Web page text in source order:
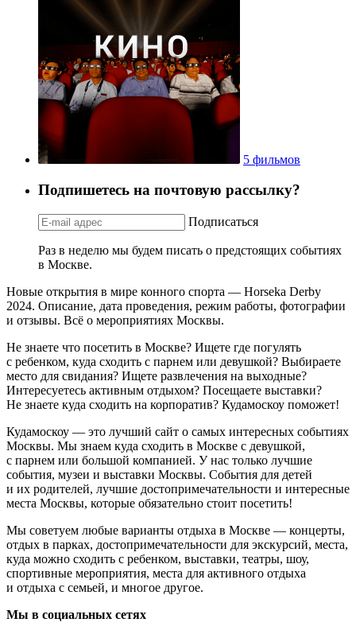
5 фильмов
Подпишетесь на почтовую рассылку?
Подписаться
Раз в неделю мы будем писать о предстоящих событиях
в Москве.
Новые открытия в мире конного спорта — Horseka Derby
2024. Описание, дата проведения, режим работы, фотографии
и отзывы. Всё о мероприятиях Москвы.
Не знаете что посетить в Москве? Ищете где погулять
с ребенком, куда сходить с парнем или девушкой? Выбираете
место для свидания? Ищете развлечения на выходные?
Интересуетесь активным отдыхом? Посещаете выставки?
Не знаете куда сходить на корпоратив? Кудамоскоу поможет!
Кудамоскоу — это лучший сайт о самых интересных событиях
Москвы. Мы знаем куда сходить в Москве с девушкой,
с парнем или большой компанией. У нас только лучшие
события, музеи и выставки Москвы. События для детей
и их родителей, лучшие достопримечательности и интересные
места Москвы, которые обязательно стоит посетить!
Мы советуем любые варианты отдыха в Москве — концерты,
отдых в парках, достопримечательности для экскурсий, места,
куда можно сходить с ребенком, выставки, театры, шоу,
спортивные мероприятия, места для активного отдыха
и отдыха с семьей, и многое другое.
Мы в социальных сетях